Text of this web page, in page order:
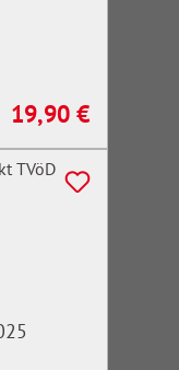
Regulärer Preis:
19,90 €